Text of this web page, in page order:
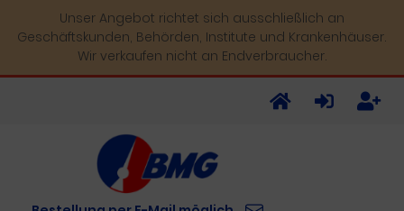
Unser Angebot richtet sich ausschließlich an
Geschäftskunden, Behörden, Institute und Krankenhäuser.
Wir verkaufen nicht an Endverbraucher.